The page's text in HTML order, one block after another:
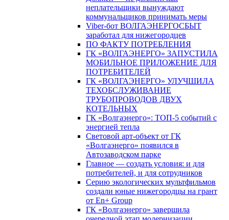
неплательщики вынуждают
коммунальщиков принимать меры
Viber-бот ВОЛГАЭНЕРГОСБЫТ
заработал для нижегородцев
ПО ФАКТУ ПОТРЕБЛЕНИЯ
ГК «ВОЛГАЭНЕРГО» ЗАПУСТИЛА
МОБИЛЬНОЕ ПРИЛОЖЕНИЕ ДЛЯ
ПОТРЕБИТЕЛЕЙ
ГК «ВОЛГАЭНЕРГО» УЛУЧШИЛА
ТЕХОБСЛУЖИВАНИЕ
ТРУБОПРОВОДОВ ДВУХ
КОТЕЛЬНЫХ
ГК «Волгаэнерго»: ТОП-5 событий с
энергией тепла
Световой арт-объект от ГК
«Волгаэнерго» появился в
Автозаводском парке
Главное — создать условия: и для
потребителей, и для сотрудников
Серию экологических мультфильмов
создали юные нижегородцы на грант
от En+ Group
ГК «Волгаэнерго» завершила